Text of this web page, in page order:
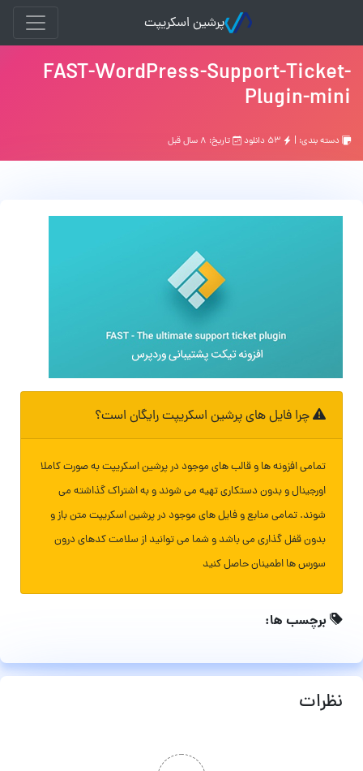
پرشین اسکریپت
FAST-WordPress-Support-Ticket-
Plugin-mini
دسته بندی: | تاریخ: ۸ سال قبل
چرا فایل های پرشین اسکریپت رایگان است؟
تمامی افزونه ها و قالب های موجود در پرشین اسکریپت به صورت کاملا
اورجینال و بدون دستکاری تهیه می شوند و به اشتراک گذاشته می
شوند. تمامی منابع و فایل های موجود در پرشین اسکریپت متن باز و
بدون قفل گذاری می باشد و شما می توانید از سلامت کدهای درون
سورس ها اطمینان حاصل کنید
برچسب ها:
نظرات